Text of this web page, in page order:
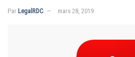
Par LegalRDC mars 28, 2019